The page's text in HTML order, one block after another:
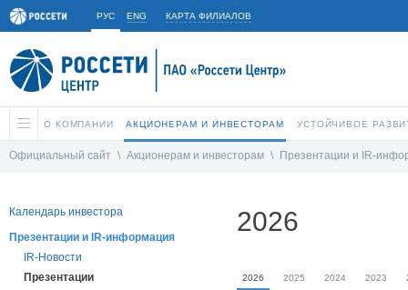
РУС ENG КАРТА ФИЛИАЛОВ
О КОМПАНИИ АКЦИОНЕРАМ И ИНВЕСТОРАМ УСТОЙЧИВОЕ
Официальный сайт \ Акционерам и инвесторам \ Презентации и IR-
Календарь инвестора
Презентации и IR-информация
IR-Новости
Презентации
2026
2026 2025 2024 2023